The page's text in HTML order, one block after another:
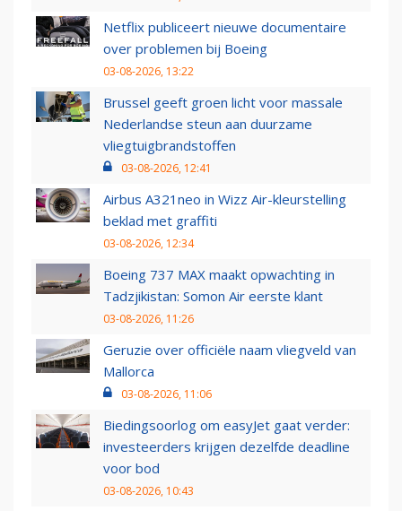
Netflix publiceert nieuwe documentaire
over problemen bij Boeing
03-08-2026, 13:22
Brussel geeft groen licht voor massale
Nederlandse steun aan duurzame
vliegtuigbrandstoffen
03-08-2026, 12:41
Airbus A321neo in Wizz Air-kleurstelling
beklad met graffiti
03-08-2026, 12:34
Boeing 737 MAX maakt opwachting in
Tadzjikistan: Somon Air eerste klant
03-08-2026, 11:26
Geruzie over officiële naam vliegveld van
Mallorca
03-08-2026, 11:06
Biedingsoorlog om easyJet gaat verder:
investeerders krijgen dezelfde deadline
voor bod
03-08-2026, 10:43